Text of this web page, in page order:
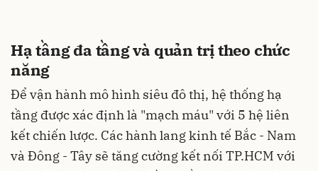
Hạ tầng đa tầng và quản trị theo chức
năng
Để vận hành mô hình siêu đô thị, hệ thống hạ
tầng được xác định là "mạch máu" với 5 hệ liên
kết chiến lược. Các hành lang kinh tế Bắc - Nam
và Đông - Tây sẽ tăng cường kết nối TP.HCM với